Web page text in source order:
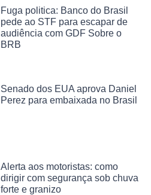
Fuga politica: Banco do Brasil
pede ao STF para escapar de
audiência com GDF Sobre o
BRB
Senado dos EUA aprova Daniel
Perez para embaixada no Brasil
Alerta aos motoristas: como
dirigir com segurança sob chuva
forte e granizo